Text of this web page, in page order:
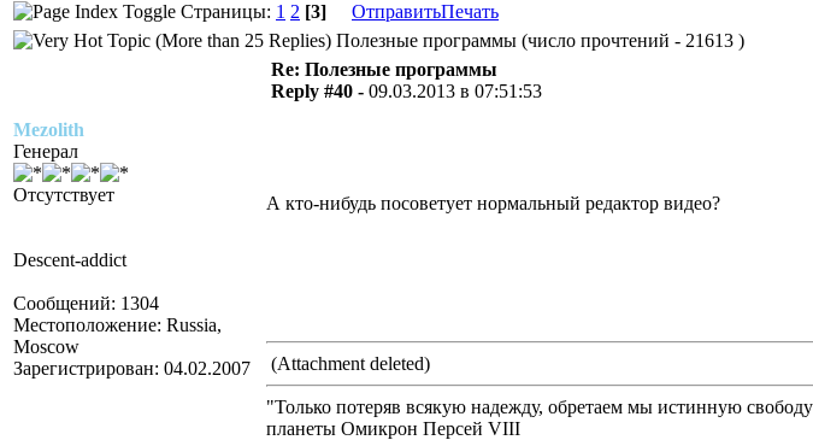
Страницы: 1 2 [3] ОтправитьПечать
Полезные программы (число прочтений - 21613 )
Mezolith
Генерал
Отсутствует
Descent-addict
Сообщений: 1304
Местоположение: Russia,
Moscow
Зарегистрирован: 04.02.2007
Re: Полезные программы
Reply #40 - 09.03.2013 в 07:51:53
А кто-нибудь посоветует нормальный редактор видео?
(Attachment deleted)
"Только потеряв всякую надежду, обретаем мы истинную
планеты Омикрон Персей VIII